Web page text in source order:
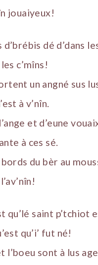
jouaiyeux!
dé d’dans
c’mîns!
un angné sus
à v’nîn.
et d’eune
à ces sé.
bords du bèr au
qu’lé saint p’tchiot
qu’i’ fut né!
l’boeu sont à lus